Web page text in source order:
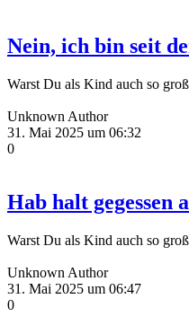
Nein, ich bin seit
Warst Du als Kind auch so
Unknown Author
31. Mai 2025 um 06:32
0
Hab halt gegessen
Warst Du als Kind auch so
Unknown Author
31. Mai 2025 um 06:47
0